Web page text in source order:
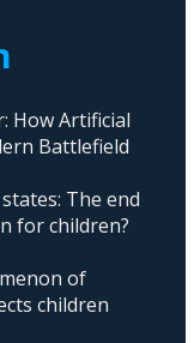
How Artificial
Battlefield
The end
for children?
of
children